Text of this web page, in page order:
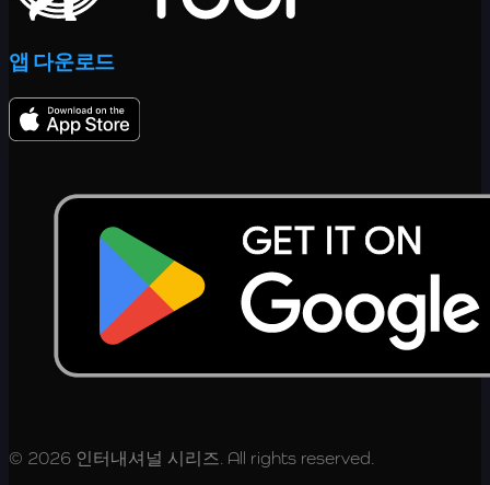
앱 다운로드
© 2026 인터내셔널 시리즈. All rights reserved.